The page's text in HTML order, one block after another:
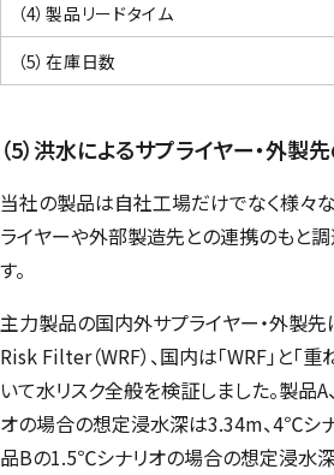
（4）製品リードタイム
（5）在庫日数
（5）洪水によるサプライヤー・外製
当社の製品は自社工場だけでなく様々
ライヤーや外部製造先との連携のもと調
す。
主力製品の国内外サプライヤー・外製先
Risk Filter（WRF）、国内は「WRF」と「
いて水リスク全般を検証しました。製品
オの場合の想定浸水深は3.34m、4℃シ
品Bの1.5℃シナリオの場合の想定浸水